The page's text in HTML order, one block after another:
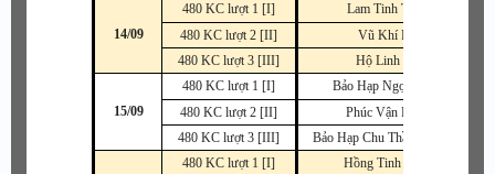
14/09
480 KC lượt 1 [I]
Lam Tinh Thạch
480 KC lượt 2 [II]
Vũ Khí Phù
480 KC lượt 3 [III]
Hộ Linh Phù
15/09
480 KC lượt 1 [I]
Bảo Hạp Ngọc B~SR
480 KC lượt 2 [II]
Phúc Vận Phù A
480 KC lượt 3 [III]
Bảo Hạp Chu Thần (Nhẫn) A
480 KC lượt 1 [I]
Hồng Tinh Thạch